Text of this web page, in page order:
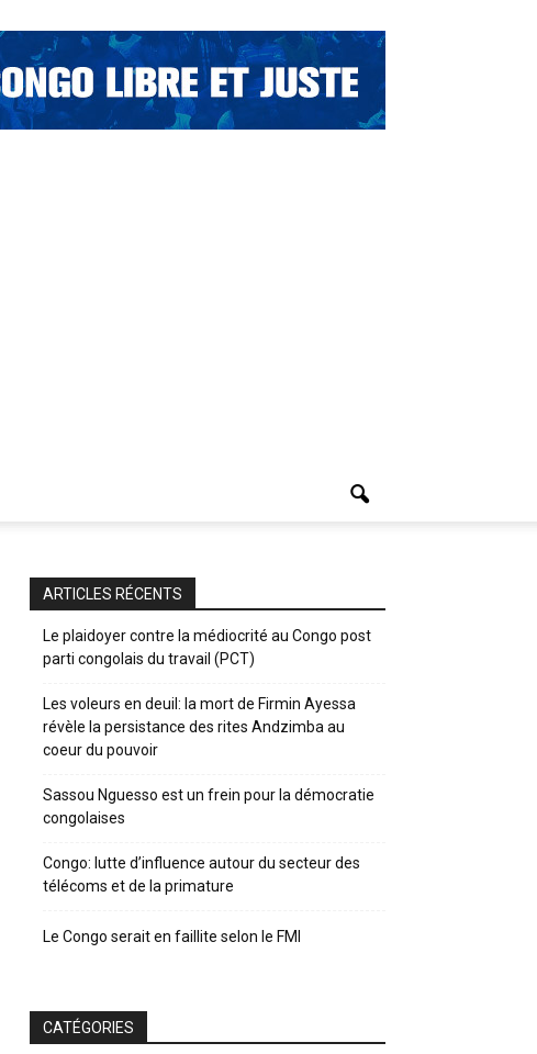
ARTICLES RÉCENTS
Le plaidoyer contre la médiocrité au Congo post
parti congolais du travail (PCT)
Les voleurs en deuil: la mort de Firmin Ayessa
révèle la persistance des rites Andzimba au
coeur du pouvoir
Sassou Nguesso est un frein pour la démocratie
congolaises
Congo: lutte d’influence autour du secteur des
télécoms et de la primature
Le Congo serait en faillite selon le FMI
CATÉGORIES